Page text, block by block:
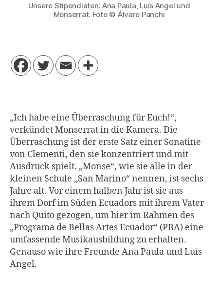
Unsere Stipendiaten: Ana Paula, Luís Angel und
Monserrat. Foto © Álvaro Panchi
„Ich habe eine Überraschung für Euch!“,
verkündet Monserrat in die Kamera. Die
Überraschung ist der erste Satz einer Sonatine
von Clementi, den sie konzentriert und mit
Ausdruck spielt. „Monse“, wie sie alle in der
kleinen Schule „San Marino“ nennen, ist sechs
Jahre alt. Vor einem halben Jahr ist sie aus
ihrem Dorf im Süden Ecuadors mit ihrem Vater
nach Quito gezogen, um hier im Rahmen des
„Programa de Bellas Artes Ecuador“ (PBA) eine
umfassende Musikausbildung zu erhalten.
Genauso wie ihre Freunde Ana Paula und Luís
Angel.